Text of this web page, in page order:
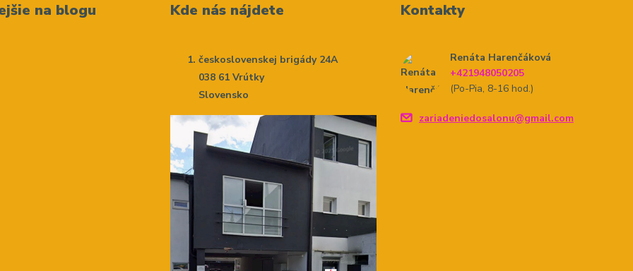
na blogu Kde nás nájdete
československej brigády 24A
038 61 Vrútky
Slovensko
Kontakty
Renáta Harenčáková
+421948050205
(Po-Pia, 8-16 hod.)
zariadeniedosalonu@gmail.com